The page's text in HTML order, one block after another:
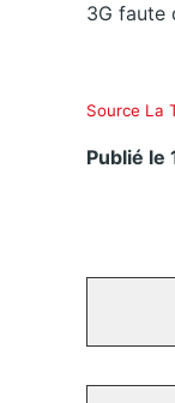
3G faute
Source La
Publié le